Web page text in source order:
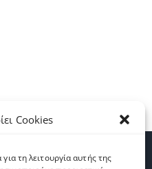
Cookies
τη λειτουργία αυτής της